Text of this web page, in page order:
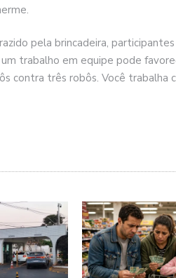
pela brincadeira,
trabalho em equipe pode
contra três robôs. Você trabalha